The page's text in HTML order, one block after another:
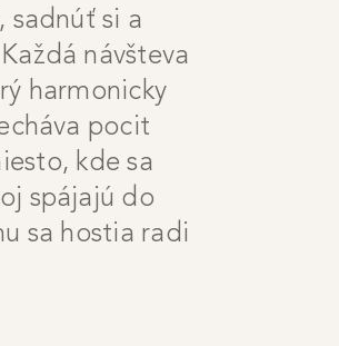
sadnúť si a
návšteva
harmonicky
pocit
kde sa
spájajú do
sa hostia radi